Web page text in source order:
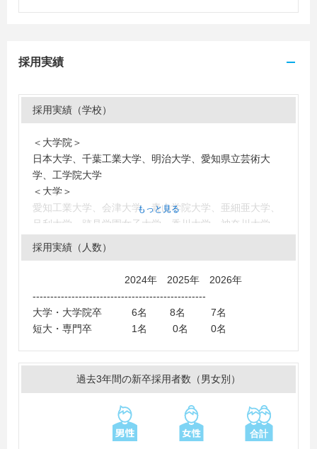
採用実績
採用実績（学校）
＜大学院＞
日本大学、千葉工業大学、明治大学、愛知県立芸術大
学、工学院大学
＜大学＞
愛知工業大学、会津大学、青山学院大学、亜細亜大学、
足利大学、跡見学園女子大学、香川大学、神奈川大学、
神奈川工科大学、工学院大学、國學院大學、国士舘大
学、駒澤大学、埼玉大学、埼玉工業大学、相模女子大
学、千葉商科大学、中央大学、中京大学、帝京大学、帝
京平成大学、東海大学、東京外国語大学、東京海洋大
都市大学、東京理科大学、東邦大学、東北学院大学、東
大学、広島工業大学、福岡工業大学、武蔵大学、武蔵野
大学、明治大学、明治学院大学、明星大学、立教大学、
早稲田大学、女子栄養大学
＜短大・高専・専門学校＞
もっと見る
採用実績（人数）
2024年 2025年 2026年
-------------------------------------------------
大学・大学院卒 6名 8名 7名
短大・専門卒 1名 0名 0名
過去3年間の新卒採用者数（男女別）